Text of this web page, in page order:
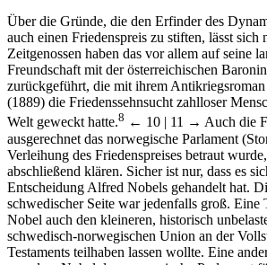
Über die Gründe, die den Erfinder des
auch einen Friedenspreis zu stiften, lässt sich
Zeitgenossen haben das vor allem auf seine
Freundschaft mit der österreichischen
zurückgeführt, die mit ihrem Antikriegsroman
(1889) die Friedenssehnsucht zahlloser
Welt geweckt hatte.8 ← 10 | 11 → Auch die
ausgerechnet das norwegische Parlament
Verleihung des Friedenspreises betraut
abschließend klären. Sicher ist nur, dass es
Entscheidung Alfred Nobels gehandelt hat.
schwedischer Seite war jedenfalls groß. Eine
Nobel auch den kleineren, historisch
schwedisch-norwegischen Union an der
Testaments teilhaben lassen wollte. Eine